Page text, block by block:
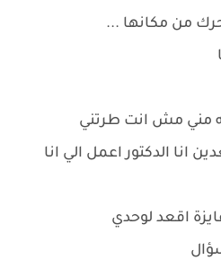
من مكانها ...
مني مش انت طرتني
انا الدكتور اعمل الي انا
اقعد لوحدي